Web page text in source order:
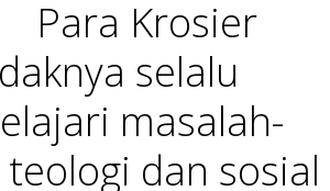
Krosier
selalu
masalah-
dan sosial